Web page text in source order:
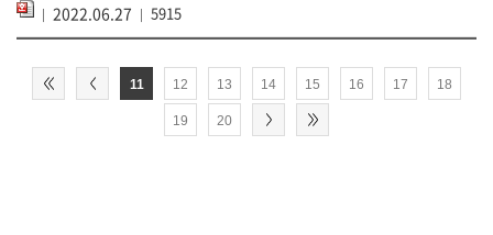
2022.06.27 5915
11 12 13 14 15 16 17 18
19 20